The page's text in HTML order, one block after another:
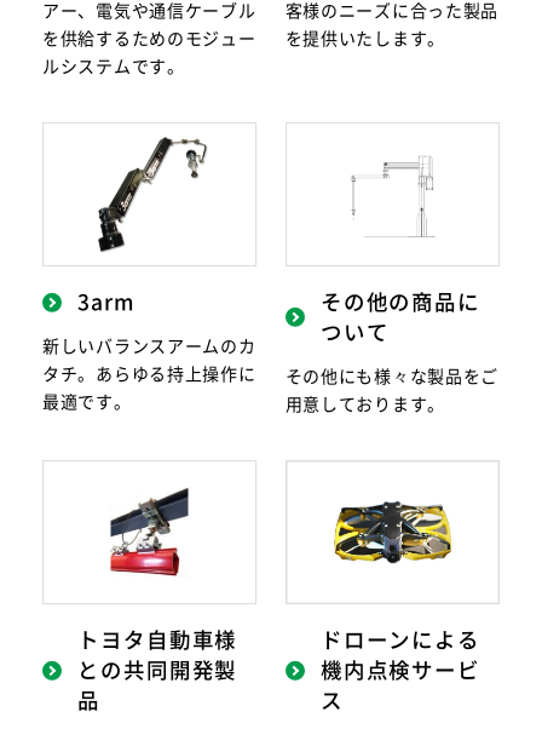
アー、電気や通信ケーブル
を供給するためのモジュー
ルシステムです。
客様のニーズに合った製品
を提供いたします。
3arm
新しいバランスアームのカ
タチ。あらゆる持上操作に
最適です。
その他の商品に
ついて
その他にも様々な製品をご
用意しております。
トヨタ自動車様
との共同開発製
品
ドローンによる
機内点検サービ
ス